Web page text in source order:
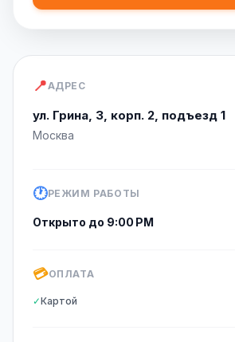
📍АДРЕС
ул. Грина, 3, корп. 2, подъезд 1
Москва
🕐РЕЖИМ РАБОТЫ
Открыто до 9:00 PM
💳ОПЛАТА
✓Картой